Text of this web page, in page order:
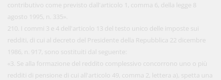
contributivo come previsto dall'articolo 1, comma 6, della legge 8
agosto 1995, n. 335».
210. I commi 3 e 4 dell'articolo 13 del testo unico delle imposte sui
redditi, di cui al decreto del Presidente della Repubblica 22 dicembre
1986, n. 917, sono sostituiti dal seguente:
«3. Se alla formazione del reddito complessivo concorrono uno o più
redditi di pensione di cui all'articolo 49, comma 2, lettera a), spetta una